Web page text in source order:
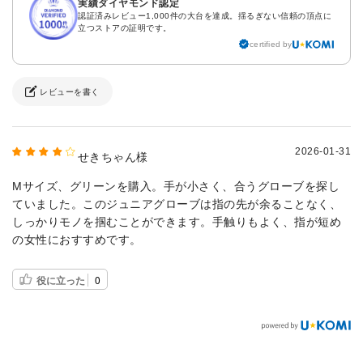
実績ダイヤモンド認定
認証済みレビュー1,000件の大台を達成。揺るぎない信頼の頂点に
立つストアの証明です。
certified by
レビューを書く
せきちゃん様 2026-01-31
Mサイズ、グリーンを購入。手が小さく、合うグローブを探し
ていました。このジュニアグローブは指の先が余ることなく、
しっかりモノを掴むことができます。手触りもよく、指が短め
の女性におすすめです。
役に立った 0